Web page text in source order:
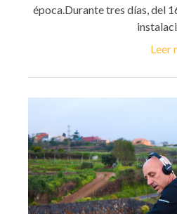
época.Durante tres días, del
Leer